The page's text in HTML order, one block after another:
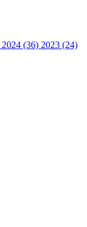
2024 (36) 2023 (24)